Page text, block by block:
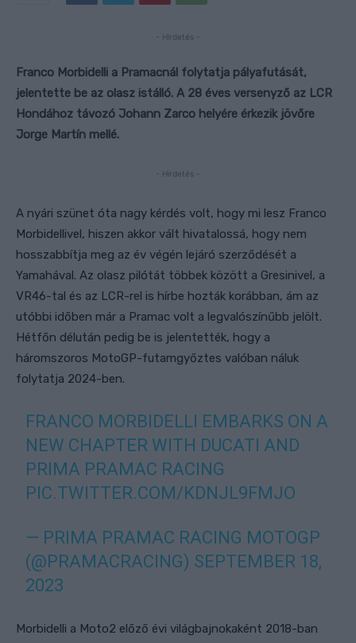
- Hirdetés -
Franco Morbidelli a Pramacnál folytatja pályafutását,
jelentette be az olasz istálló. A 28 éves versenyző az LCR
Hondához távozó Johann Zarco helyére érkezik jövőre
Jorge Martín mellé.
- Hirdetés -
A nyári szünet óta nagy kérdés volt, hogy mi lesz Franco
Morbidellivel, hiszen akkor vált hivatalossá, hogy nem
hosszabbítja meg az év végén lejáró szerződését a
Yamahával. Az olasz pilótát többek között a Gresinivel, a
VR46-tal és az LCR-rel is hírbe hozták korábban, ám az
utóbbi időben már a Pramac volt a legvalószínűbb jelölt.
Hétfőn délután pedig be is jelentették, hogy a
háromszoros MotoGP-futamgyőztes valóban náluk
folytatja 2024-ben.
FRANCO MORBIDELLI EMBARKS ON A
NEW CHAPTER WITH DUCATI AND
PRIMA PRAMAC RACING
PIC.TWITTER.COM/KDNJL9FMJO
— PRIMA PRAMAC RACING MOTOGP
(@PRAMACRACING) SEPTEMBER 18,
2023
Morbidelli a Moto2 előző évi világbajnokaként 2018-ban